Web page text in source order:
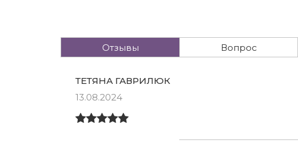
Отзывы Вопрос
ТЕТЯНА ГАВРИЛЮК
13.08.2024